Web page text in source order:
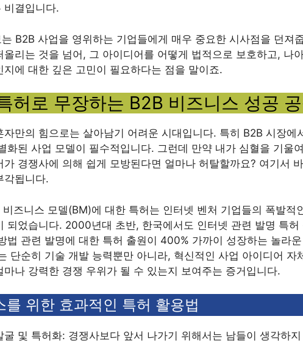
비결입니다.
B2B 사업을 영위하는 기업들에게 매우 중요한 시사점을 던져
올리는 것을 넘어, 그 아이디어를 어떻게 법적으로 보호하고, 나
지에 대한 깊은 고민이 필요하다는 점을 말이죠.
허로 무장하는 B2B 비즈니스 성공
자만의 힘으로는 살아남기 어려운 시대입니다. 특히 B2B 시장에
화된 사업 모델이 필수적입니다. 그런데 만약 내가 심혈을 기울
가 경쟁사에 의해 쉽게 모방된다면 얼마나 허탈할까요? 여기서
각됩니다.
즈니스 모델(BM)에 대한 특허는 인터넷 벤처 기업들의 폭발적
되었습니다. 2000년대 초반, 한국에서도 인터넷 관련 발명 특허
법 관련 발명에 대한 특허 출원이 400% 가까이 성장하는 놀라
단순히 기술 개발 능력뿐만 아니라, 혁신적인 사업 아이디어 자
마나 강력한 경쟁 우위가 될 수 있는지 보여주는 증거입니다.
를 위한 효과적인 특허 활용법
굴 및 특허화: 경쟁사보다 앞서 나가기 위해서는 남들이 생각하